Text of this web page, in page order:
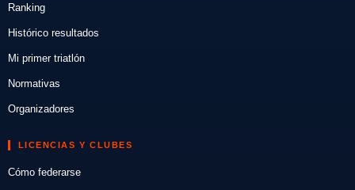
Ranking
Histórico resultados
Mi primer triatlón
Normativas
Organizadores
LICENCIAS Y CLUBES
Cómo federarse